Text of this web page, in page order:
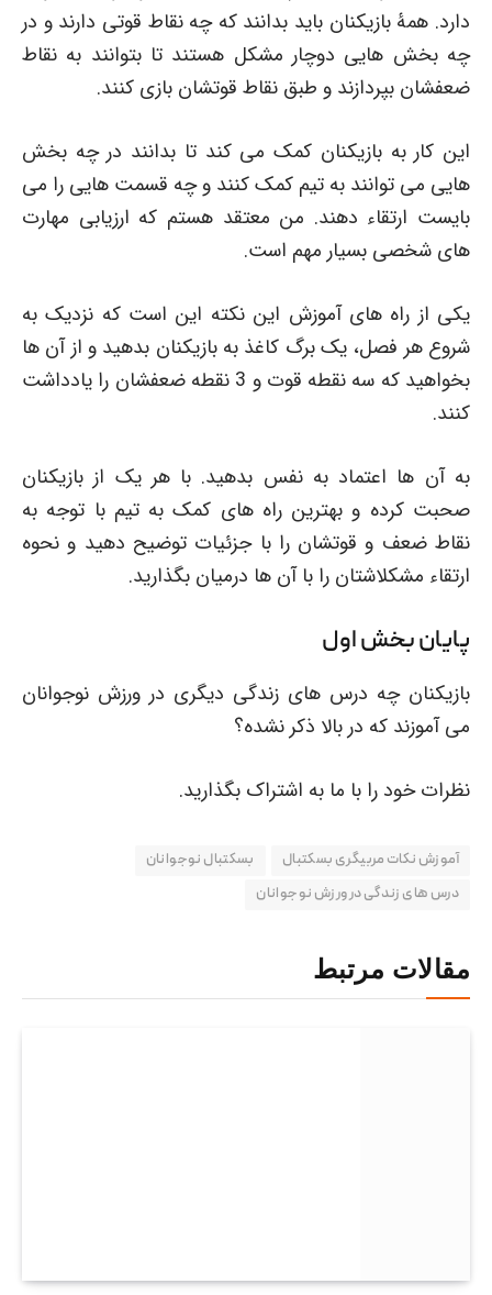
دارد. همۀ بازیکنان باید بدانند که چه نقاط قوتی دارند و در
چه بخش هایی دوچار مشکل هستند تا بتوانند به نقاط
ضعفشان بپردازند و طبق نقاط قوتشان بازی کنند.
این کار به بازیکنان کمک می کند تا بدانند در چه بخش
هایی می توانند به تیم کمک کنند و چه قسمت هایی را می
بایست ارتقاء دهند. من معتقد هستم که ارزیابی مهارت
های شخصی بسیار مهم است.
یکی از راه های آموزش این نکته این است که نزدیک به
شروع هر فصل، یک برگ کاغذ به بازیکنان بدهید و از آن ها
بخواهید که سه نقطه قوت و 3 نقطه ضعفشان را یادداشت
کنند.
به آن ها اعتماد به نفس بدهید. با هر یک از بازیکنان
صحبت کرده و بهترین راه های کمک به تیم با توجه به
نقاط ضعف و قوتشان را با جزئیات توضیح دهید و نحوه
ارتقاء مشکلاشتان را با آن ها درمیان بگذارید.
پایان بخش اول
بازیکنان چه درس های زندگی دیگری در ورزش نوجوانان
می آموزند که در بالا ذکر نشده؟
نظرات خود را با ما به اشتراک بگذارید.
آموزش نکات مربیگری بسکتبال
بسکتبال نوجوانان
درس های زندگی در ورزش نوجوانان
مقالات مرتبط